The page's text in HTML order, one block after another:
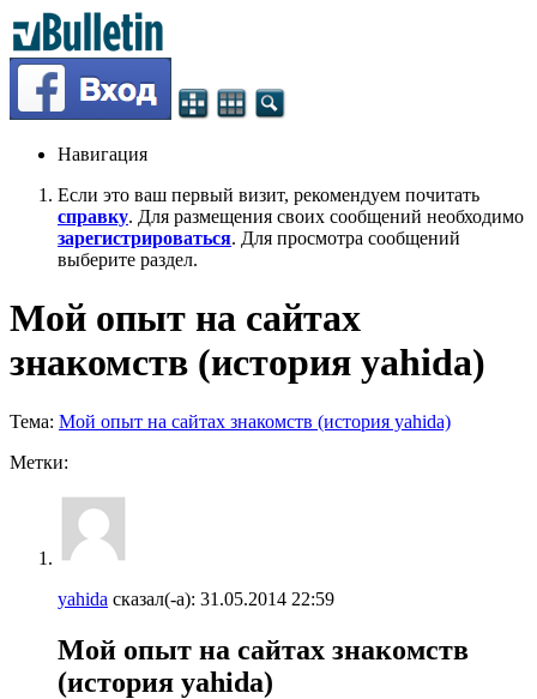
Навигация
Если это ваш первый визит, рекомендуем почитать
справку. Для размещения своих сообщений необходимо
зарегистрироваться. Для просмотра сообщений
выберите раздел.
Мой опыт на сайтах
знакомств (история yahida)
Тема: Мой опыт на сайтах знакомств (история yahida)
Метки:
yahida сказал(-а): 31.05.2014 22:59
Мой опыт на сайтах знакомств
(история yahida)